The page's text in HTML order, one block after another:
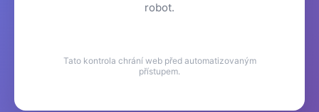
robot.
Tato kontrola chrání web před automatizovaným
přístupem.